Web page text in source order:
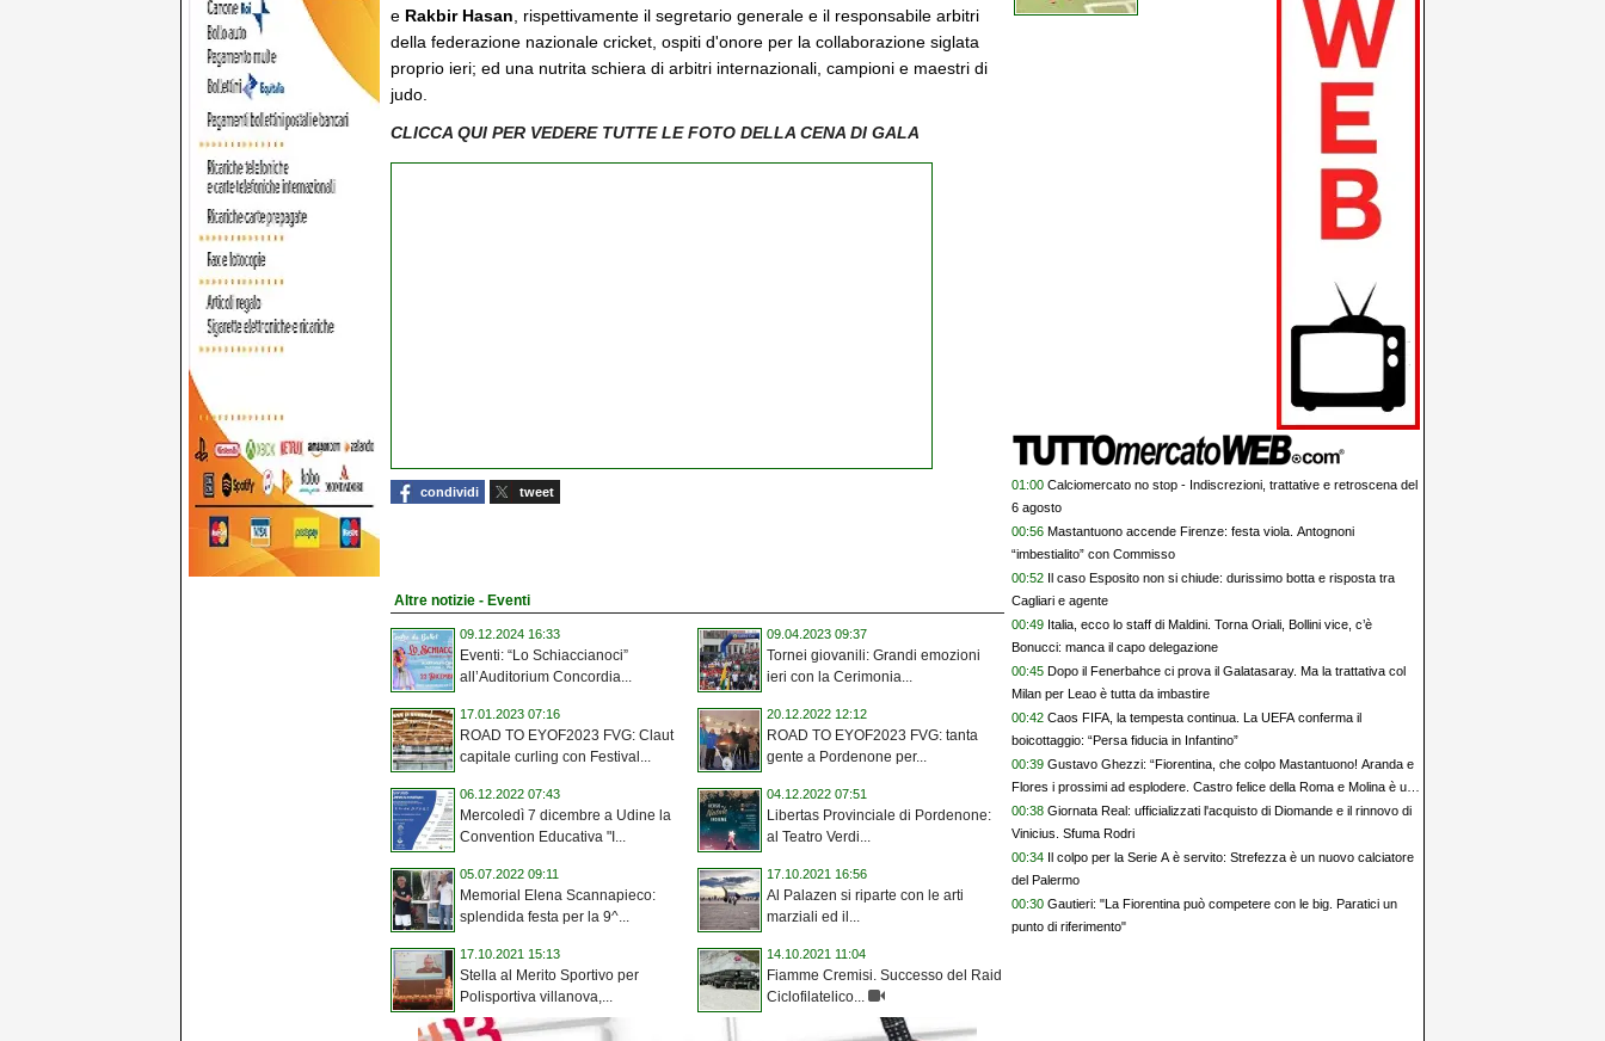
e Rakbir Hasan , rispettivamente il segretario generale e il responsabile arbitri
della federazione nazionale cricket, ospiti d'onore per la collaborazione siglata
proprio ieri; ed una nutrita schiera di arbitri internazionali, campioni e maestri di
judo.
CLICCA QUI PER VEDERE TUTTE LE FOTO DELLA CENA DI GALA
condividi tweet
Altre notizie - Eventi
09.12.2024 16:33
Eventi: “Lo Schiaccianoci”
all’Auditorium Concordia...
09.04.2023 09:37
Tornei giovanili: Grandi emozioni
ieri con la Cerimonia...
17.01.2023 07:16
ROAD TO EYOF2023 FVG: Claut
capitale curling con Festival...
20.12.2022 12:12
ROAD TO EYOF2023 FVG: tanta
gente a Pordenone per...
06.12.2022 07:43
Mercoledì 7 dicembre a Udine la
Convention Educativa "I...
04.12.2022 07:51
Libertas Provinciale di Pordenone:
al Teatro Verdi...
05.07.2022 09:11
Memorial Elena Scannapieco:
splendida festa per la 9^...
17.10.2021 16:56
Al Palazen si riparte con le arti
marziali ed il...
17.10.2021 15:13
Stella al Merito Sportivo per
Polisportiva villanova,...
14.10.2021 11:04
Fiamme Cremisi. Successo del Raid
Ciclofilatelico...
01:00 Calciomercato no stop - Indiscrezioni, trattative e retroscena del
6 agosto
00:56 Mastantuono accende Firenze: festa viola. Antognoni
“imbestialito” con Commisso
00:52 Il caso Esposito non si chiude: durissimo botta e risposta tra
Cagliari e agente
00:49 Italia, ecco lo staff di Maldini. Torna Oriali, Bollini vice, c’è
Bonucci: manca il capo delegazione
00:45 Dopo il Fenerbahce ci prova il Galatasaray. Ma la trattativa col
Milan per Leao è tutta da imbastire
00:42 Caos FIFA, la tempesta continua. La UEFA conferma il
boicottaggio: “Persa fiducia in Infantino”
00:39 Gustavo Ghezzi: “Fiorentina, che colpo Mastantuono! Aranda e
Flores i prossimi ad esplodere. Castro felice della Roma e Molina è un
bel colpo”
00:38 Giornata Real: ufficializzati l'acquisto di Diomande e il rinnovo di
Vinicius. Sfuma Rodri
00:34 Il colpo per la Serie A è servito: Strefezza è un nuovo calciatore
del Palermo
00:30 Gautieri: "La Fiorentina può competere con le big. Paratici un
punto di riferimento"